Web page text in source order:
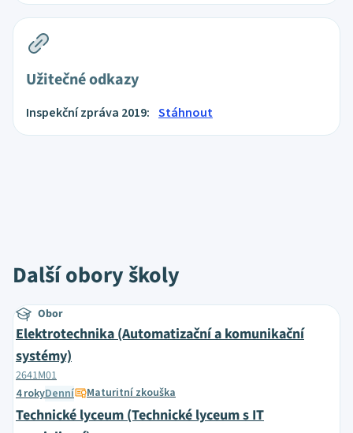
Užitečné odkazy
Inspekční zpráva 2019: Stáhnout
Další obory školy
Obor
Elektrotechnika (Automatizační a komunikační
systémy)
2641M01
4 rokyDenní Maturitní zkouška
Technické lyceum (Technické lyceum s IT